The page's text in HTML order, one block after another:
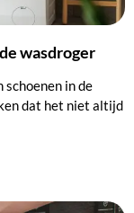
wasdroger
in de
dat het niet altijd